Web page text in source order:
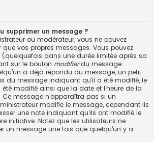
supprimer un message ?
ou modérateur, vous ne pouvez
vos propres messages. Vous pouvez
dans une durée limitée après sa
sur le bouton modifierdu message
a déjà répondu au message, un petit
du message indiquant qu’il a été modifié, le
modifié ainsi que la date et l’heure de la
message n’apparaîtra pas si un
modifie le message, cependant ils
une note indiquant qu’ils ont modifié le
initiative. Notez que les utilisateurs ne
un message une fois que quelqu’un y a